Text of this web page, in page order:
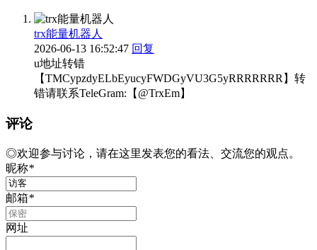
trx能量机器人
2026-06-13 16:52:47 回复
u地址转错
【TMCypzdyELbEyucyFWDGyVU3G5yRRRRRRR】转
错请联系TeleGram:【@TrxEm】
评论
◎欢迎参与讨论，请在这里发表您的看法、交流您的观点。
昵称*
邮箱*
网址